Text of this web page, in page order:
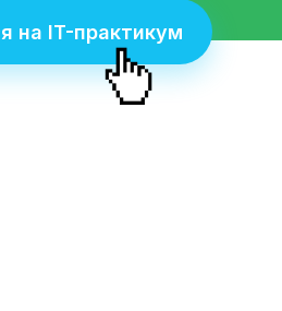
на IT-практикум